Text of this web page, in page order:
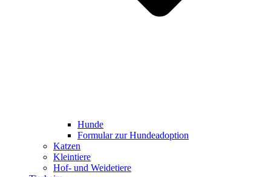
Hunde
Formular zur Hundeadoption
Katzen
Kleintiere
Hof- und Weidetiere